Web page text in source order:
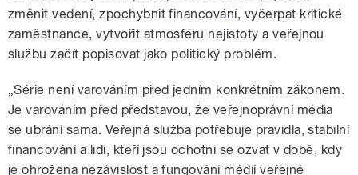
změnit vedení, zpochybnit financování, vyčerpat kritické
zaměstnance, vytvořit atmosféru nejistoty a veřejnou
službu začít popisovat jako politický problém.
„Série není varováním před jedním konkrétním zákonem.
Je varováním před představou, že veřejnoprávní média
se ubrání sama. Veřejná služba potřebuje pravidla, stabilní
financování a lidi, kteří jsou ochotni se ozvat v době, kdy
je ohrožena nezávislost a fungování médií veřejné